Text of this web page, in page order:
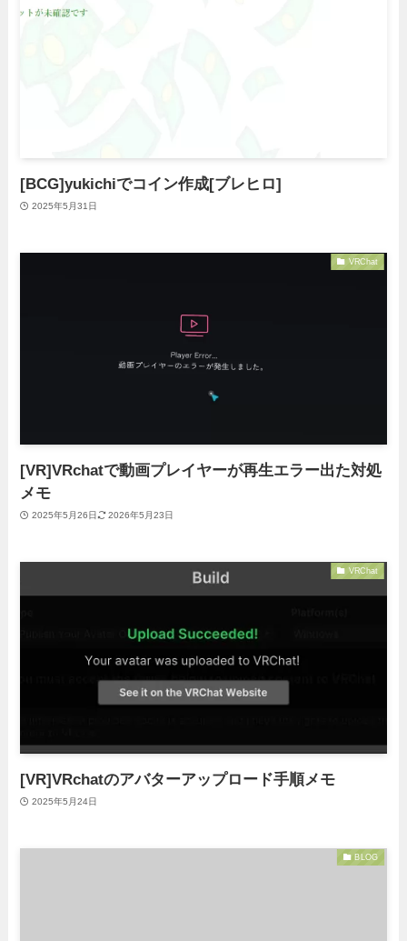
[BCG]yukichiでコイン作成[ブレヒロ]
2025年5月31日
VRChat
[VR]VRchatで動画プレイヤーが再生エラー出た対処
メモ
2025年5月26日 2026年5月23日
VRChat
[VR]VRchatのアバターアップロード手順メモ
2025年5月24日
BLOG